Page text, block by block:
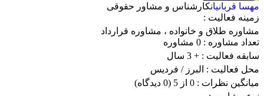
مهسا قربانیانکارشناس و مشاور حقوقی
زمینه فعالیت :
مشاوره طلاق و خانواده ، مشاوره قرارداد
تعداد مشاوره : 0 مشاوره
سابقه فعالیت : + 3 سال
محل فعالیت : البرز/ فردیس
میانگین نظرات : 0 از 5
(0 دیدگاه)